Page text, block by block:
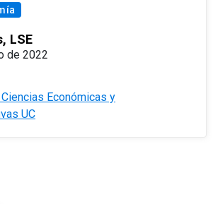
LSE
de 2022
Económicas y
UC